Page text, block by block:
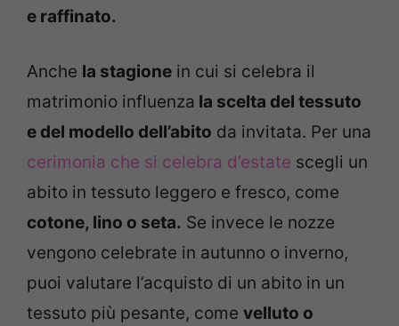
e raffinato.
Anche la stagione in cui si celebra il
matrimonio influenza la scelta del tessuto
e del modello dell’abito da invitata. Per una
cerimonia che si celebra d’estate scegli un
abito in tessuto leggero e fresco, come
cotone, lino o seta. Se invece le nozze
vengono celebrate in autunno o inverno,
puoi valutare l’acquisto di un abito in un
tessuto più pesante, come velluto o